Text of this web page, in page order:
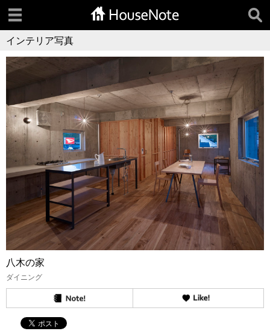
インテリア写真
八木の家
ダイニング